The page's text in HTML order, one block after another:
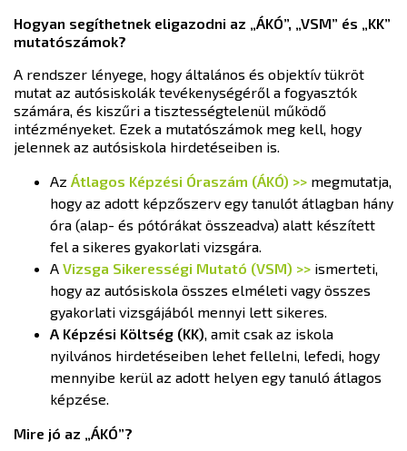
Hogyan segíthetnek eligazodni az „ÁKÓ”, „VSM” és „KK”
mutatószámok?
A rendszer lényege, hogy általános és objektív tükröt
mutat az autósiskolák tevékenységéről a fogyasztók
számára, és kiszűri a tisztességtelenül működő
intézményeket. Ezek a mutatószámok meg kell, hogy
jelennek az autósiskola hirdetéseiben is.
Az Átlagos Képzési Óraszám (ÁKÓ) >> megmutatja,
hogy az adott képzőszerv egy tanulót átlagban hány
óra (alap- és pótórákat összeadva) alatt készített
fel a sikeres gyakorlati vizsgára.
A Vizsga Sikerességi Mutató (VSM) >> ismerteti,
hogy az autósiskola összes elméleti vagy összes
gyakorlati vizsgájából mennyi lett sikeres.
A Képzési Költség (KK), amit csak az iskola
nyilvános hirdetéseiben lehet fellelni, lefedi, hogy
mennyibe kerül az adott helyen egy tanuló átlagos
képzése.
Mire jó az „ÁKÓ”?